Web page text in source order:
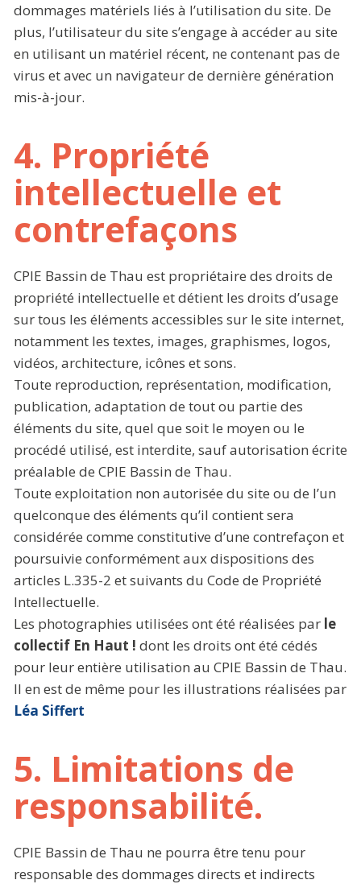
dommages matériels liés à l’utilisation du site. De
plus, l’utilisateur du site s’engage à accéder au site
en utilisant un matériel récent, ne contenant pas de
virus et avec un navigateur de dernière génération
mis-à-jour.
4. Propriété
intellectuelle et
contrefaçons
CPIE Bassin de Thau est propriétaire des droits de
propriété intellectuelle et détient les droits d’usage
sur tous les éléments accessibles sur le site internet,
notamment les textes, images, graphismes, logos,
vidéos, architecture, icônes et sons.
Toute reproduction, représentation, modification,
publication, adaptation de tout ou partie des
éléments du site, quel que soit le moyen ou le
procédé utilisé, est interdite, sauf autorisation écrite
préalable de CPIE Bassin de Thau.
Toute exploitation non autorisée du site ou de l’un
quelconque des éléments qu’il contient sera
considérée comme constitutive d’une contrefaçon et
poursuivie conformément aux dispositions des
articles L.335-2 et suivants du Code de Propriété
Intellectuelle.
Les photographies utilisées ont été réalisées par le
collectif En Haut ! dont les droits ont été cédés
pour leur entière utilisation au CPIE Bassin de Thau.
Il en est de même pour les illustrations réalisées par
Léa Siffert
5. Limitations de
responsabilité.
CPIE Bassin de Thau ne pourra être tenu pour
responsable des dommages directs et indirects